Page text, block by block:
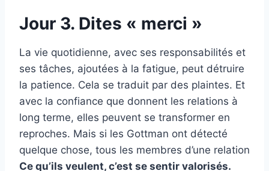
Jour 3. Dites « merci »
La vie quotidienne, avec ses responsabilités et
ses tâches, ajoutées à la fatigue, peut détruire
la patience. Cela se traduit par des plaintes. Et
avec la confiance que donnent les relations à
long terme, elles peuvent se transformer en
reproches. Mais si les Gottman ont détecté
quelque chose, tous les membres d’une relation
Ce qu’ils veulent, c’est se sentir valorisés.